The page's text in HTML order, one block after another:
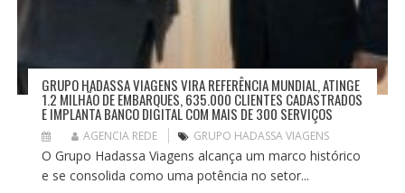
GRUPO HADASSA VIAGENS VIRA REFERÊNCIA MUNDIAL, ATINGE
1.2 MILHÃO DE EMBARQUES, 635.000 CLIENTES CADASTRADOS
E IMPLANTA BANCO DIGITAL COM MAIS DE 300 SERVIÇOS
AGENCIA REDE GRUPO HADASSA VIAGENS
O Grupo Hadassa Viagens alcança um marco histórico
e se consolida como uma potência no setor...